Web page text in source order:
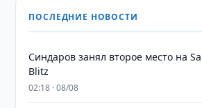
ПОСЛЕДНИЕ НОВОСТИ
Синдаров занял второе место на
Blitz
02:18 · 08/08